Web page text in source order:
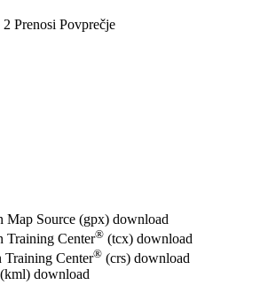
2 Prenosi Povprečje
Map Source (gpx) download
Training Center® (tcx) download
Training Center® (crs) download
download